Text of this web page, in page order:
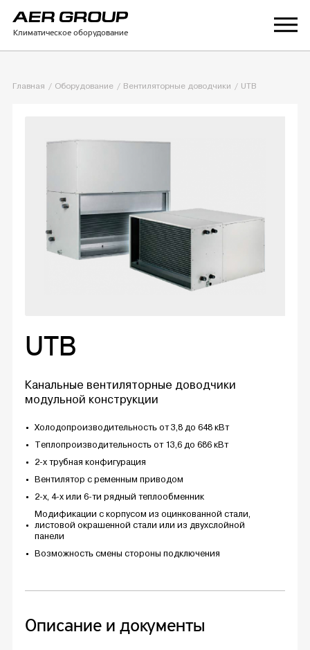
Климатическое оборудование
Главная Оборудование Вентиляторные доводчики UTB
UTB
Канальные вентиляторные доводчики
модульной конструкции
Холодопроизводительность от 3,8 до 648 кВт
Теплопроизводительность от 13,6 до 686 кВт
2-х трубная конфигурация
Вентилятор с ременным приводом
2-х, 4-х или 6-ти рядный теплообменник
Модификации с корпусом из оцинкованной стали,
листовой окрашенной стали или из двухслойной
панели
Возможность смены стороны подключения
Описание и документы